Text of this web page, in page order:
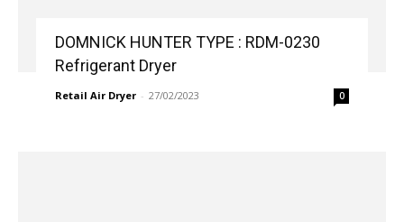
DOMNICK HUNTER TYPE : RDM-0230
Refrigerant Dryer
Retail Air Dryer - 27/02/2023 0